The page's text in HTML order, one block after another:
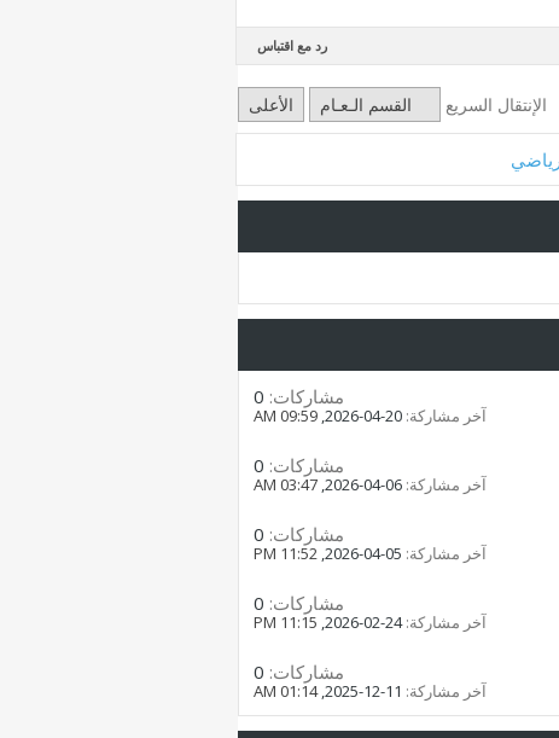
رد مع اقتباس
الإنتقال السريع القسم الـعـام الأعلى
مشاركات:
آخر مشاركة: 09:59 AM
مشاركات:
آخر مشاركة: 03:47 AM
مشاركات:
آخر مشاركة: 11:52 PM
مشاركات:
آخر مشاركة:24-02-2026,
11:15 PM
مشاركات:
آخر مشاركة: 01:14 AM